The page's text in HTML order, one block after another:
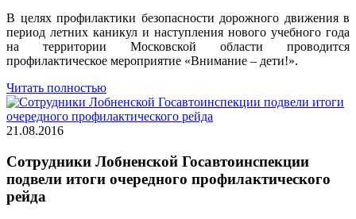
В целях профилактики безопасности дорожного движения в
период летних каникул и наступления нового учебного года
на территории Московской области проводится
профилактическое мероприятие «Внимание – дети!».
Читать полностью
21.08.2016
Сотрудники Лобненской Госавтоинспекции
подвели итоги очередного профилактического
рейда